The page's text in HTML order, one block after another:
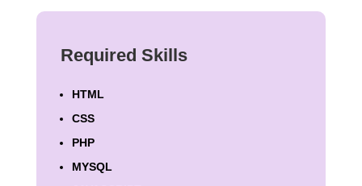
Required Skills
HTML
CSS
PHP
MYSQL